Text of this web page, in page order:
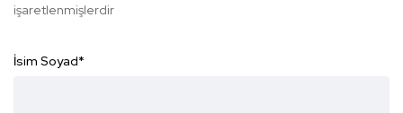
işaretlenmişlerdir
İsim Soyad*